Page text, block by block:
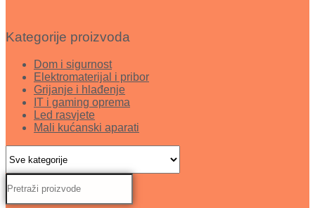
Kategorije proizvoda
Dom i sigurnost
Elektromaterijal i pribor
Grijanje i hlađenje
IT i gaming oprema
Led rasvjete
Mali kućanski aparati